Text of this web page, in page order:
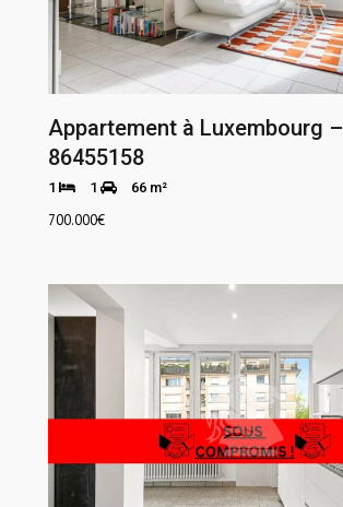
Appartement à Luxembourg –
86455158
1 1 66 m²
700.000€